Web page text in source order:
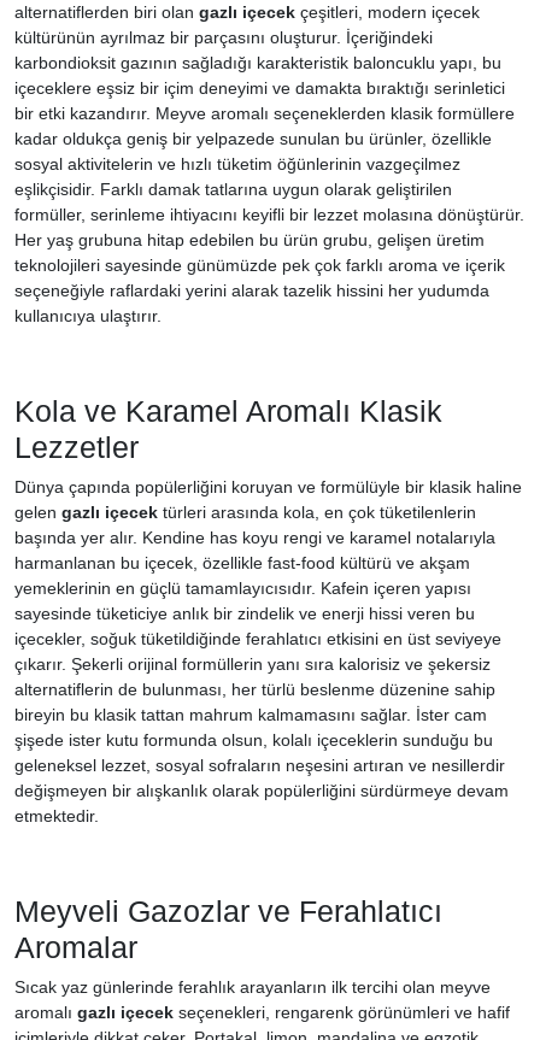
alternatiflerden biri olan gazlı içecek çeşitleri, modern içecek
kültürünün ayrılmaz bir parçasını oluşturur. İçeriğindeki
karbondioksit gazının sağladığı karakteristik baloncuklu yapı, bu
içeceklere eşsiz bir içim deneyimi ve damakta bıraktığı serinletici
bir etki kazandırır. Meyve aromalı seçeneklerden klasik formüllere
kadar oldukça geniş bir yelpazede sunulan bu ürünler, özellikle
sosyal aktivitelerin ve hızlı tüketim öğünlerinin vazgeçilmez
eşlikçisidir. Farklı damak tatlarına uygun olarak geliştirilen
formüller, serinleme ihtiyacını keyifli bir lezzet molasına dönüştürür.
Her yaş grubuna hitap edebilen bu ürün grubu, gelişen üretim
teknolojileri sayesinde günümüzde pek çok farklı aroma ve içerik
seçeneğiyle raflardaki yerini alarak tazelik hissini her yudumda
kullanıcıya ulaştırır.
Kola ve Karamel Aromalı Klasik
Lezzetler
Dünya çapında popülerliğini koruyan ve formülüyle bir klasik haline
gelen gazlı içecek türleri arasında kola, en çok tüketilenlerin
başında yer alır. Kendine has koyu rengi ve karamel notalarıyla
harmanlanan bu içecek, özellikle fast-food kültürü ve akşam
yemeklerinin en güçlü tamamlayıcısıdır. Kafein içeren yapısı
sayesinde tüketiciye anlık bir zindelik ve enerji hissi veren bu
içecekler, soğuk tüketildiğinde ferahlatıcı etkisini en üst seviyeye
çıkarır. Şekerli orijinal formüllerin yanı sıra kalorisiz ve şekersiz
alternatiflerin de bulunması, her türlü beslenme düzenine sahip
bireyin bu klasik tattan mahrum kalmamasını sağlar. İster cam
şişede ister kutu formunda olsun, kolalı içeceklerin sunduğu bu
geleneksel lezzet, sosyal sofraların neşesini artıran ve nesillerdir
değişmeyen bir alışkanlık olarak popülerliğini sürdürmeye devam
etmektedir.
Meyveli Gazozlar ve Ferahlatıcı
Aromalar
Sıcak yaz günlerinde ferahlık arayanların ilk tercihi olan meyve
aromalı gazlı içecek seçenekleri, rengarenk görünümleri ve hafif